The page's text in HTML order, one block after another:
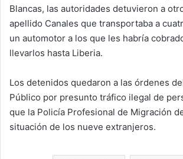
Blancas, las autoridades detuvieron a
apellido Canales que transportaba a
un automotor a los que les habría
llevarlos hasta Liberia.
Los detenidos quedaron a las órdenes
Público por presunto tráfico ilegal de
que la Policía Profesional de Migración
situación de los nueve extranjeros.